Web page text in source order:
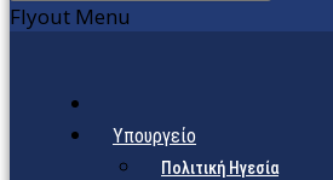
Flyout Menu
Υπουργείο
Πολιτική Ηγεσία